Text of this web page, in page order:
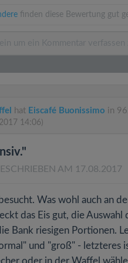
finden diese Bewertung gut
hat Eiscafé Buonissimo in
14:06)
AM 17.08.2017
Was wohl auch an
das Eis gut, die
Bank riesigen Portionen.
und "groß" - letzteres
oder in der Waffel